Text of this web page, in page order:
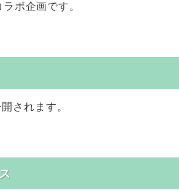
ラボ企画です。
されます。